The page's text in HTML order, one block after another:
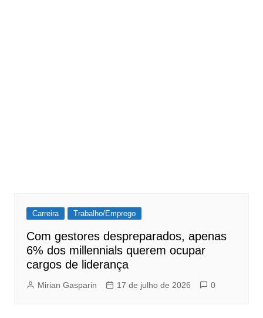
Carreira Trabalho/Emprego
Com gestores despreparados, apenas
6% dos millennials querem ocupar
cargos de liderança
Mirian Gasparin 17 de julho de 2026 0